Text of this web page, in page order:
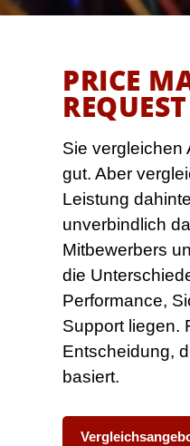
PRICE
REQUEST
Sie vergleichen
gut. Aber
Leistung
unverbindlich
Mitbewerbers
die
Performance,
Support liegen.
Entscheidung,
basiert.